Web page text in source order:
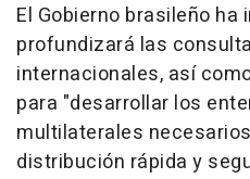
El Gobierno brasileño ha
profundizará las
internacionales, así
para "desarrollar los
multilaterales
distribución rápida y